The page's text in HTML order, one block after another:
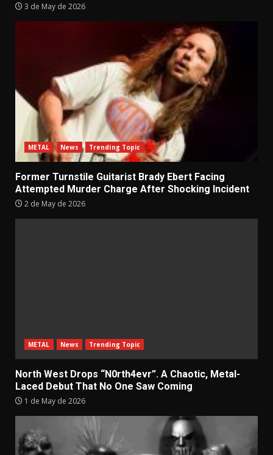
3 de May de 2026
METAL News Trending Topic
Former Turnstile Guitarist Brady Ebert Facing
Attempted Murder Charge After Shocking Incident
2 de May de 2026
METAL News Trending Topic
North West Drops “N0rth4evr”. A Chaotic, Metal-
Laced Debut That No One Saw Coming
1 de May de 2026